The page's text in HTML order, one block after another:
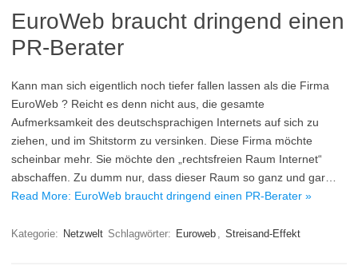
EuroWeb braucht dringend einen
PR-Berater
Kann man sich eigentlich noch tiefer fallen lassen als die Firma
EuroWeb ? Reicht es denn nicht aus, die gesamte
Aufmerksamkeit des deutschsprachigen Internets auf sich zu
ziehen, und im Shitstorm zu versinken. Diese Firma möchte
scheinbar mehr. Sie möchte den „rechtsfreien Raum Internet“
abschaffen. Zu dumm nur, dass dieser Raum so ganz und gar…
Read More: EuroWeb braucht dringend einen PR-Berater »
Kategorie: Netzwelt Schlagwörter: Euroweb , Streisand-Effekt